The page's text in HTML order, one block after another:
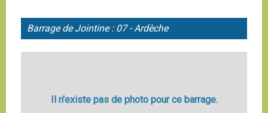
Barrage deJointine : 07 - Ardèche
Il n'existe pas de photo pour ce barrage.